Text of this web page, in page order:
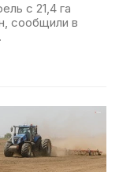
с 21,4 га
сообщили в